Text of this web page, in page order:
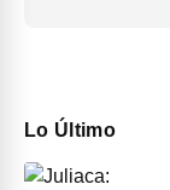
Lo Último